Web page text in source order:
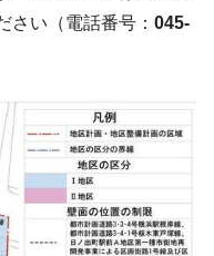
さい（電話番号： 045-